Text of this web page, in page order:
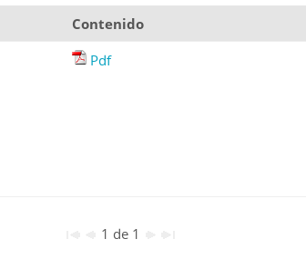
Contenido
Pdf
1 de 1